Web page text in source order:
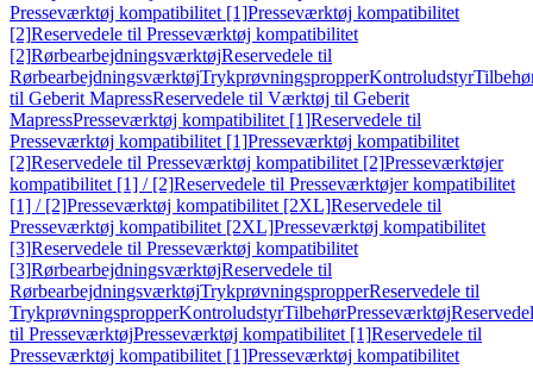
Presseværktøj kompatibilitet [1]Presseværktøj kompatibilitet
[2]Reservedele til Presseværktøj kompatibilitet
[2]RørbearbejdningsværktøjReservedele til
RørbearbejdningsværktøjTrykprøvningspropperKontroludstyr
til Geberit MapressReservedele til Værktøj til Geberit
MapressPresseværktøj kompatibilitet [1]Reservedele til
Presseværktøj kompatibilitet [1]Presseværktøj kompatibilitet
[2]Reservedele til Presseværktøj kompatibilitet [2]Presseværktøjer
kompatibilitet [1] / [2]Reservedele til Presseværktøjer kompatibilitet
[1] / [2]Presseværktøj kompatibilitet [2XL]Reservedele til
Presseværktøj kompatibilitet [2XL]Presseværktøj kompatibilitet
[3]Reservedele til Presseværktøj kompatibilitet
[3]RørbearbejdningsværktøjReservedele til
RørbearbejdningsværktøjTrykprøvningspropperReservedele til
TrykprøvningspropperKontroludstyrTilbehørPresseværktøj
til PresseværktøjPresseværktøj kompatibilitet [1]Reservedele til
Presseværktøj kompatibilitet [1]Presseværktøj kompatibilitet